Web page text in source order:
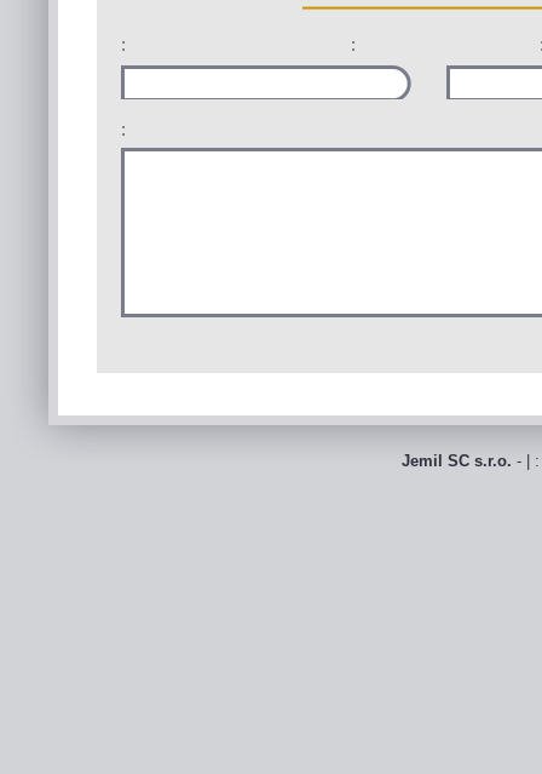
: :
:
Jemil SC s.r.o. - |